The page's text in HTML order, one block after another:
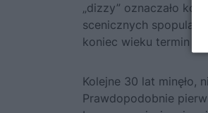
„dizzy” oznaczało
scenicznych
koniec wieku termin
Kolejne 30 lat minęło,
Prawdopodobnie